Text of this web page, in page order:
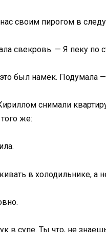
своим пирогом в
свекровь. — Я пеку
был намёк. Подумала —
снимали
же:
в холодильнике, а
в супе. Ты что, не